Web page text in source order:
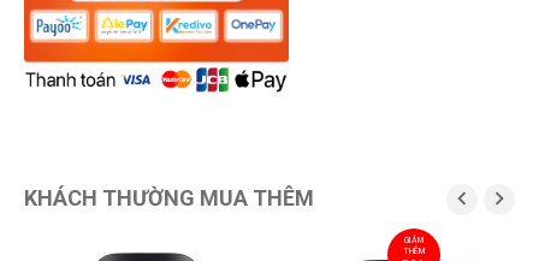
KHÁCH THƯỜNG MUA THÊM  
GIẢM
THÊM